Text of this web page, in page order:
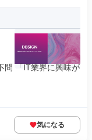
問 「IT業界に興味が
気になる